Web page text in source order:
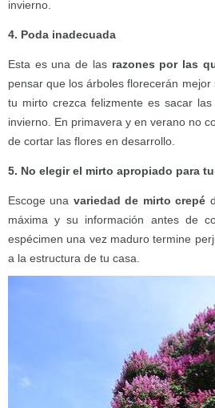
invierno.
4. Poda inadecuada
Esta es una de las razones por las
pensar que los árboles florecerán
tu mirto crezca felizmente es sacar
invierno. En primavera y en verano no
de cortar las flores en desarrollo.
5. No elegir el mirto apropiado para
Escoge una variedad de mirto crepé
máxima y su información antes de
espécimen una vez maduro termine
a la estructura de tu casa.